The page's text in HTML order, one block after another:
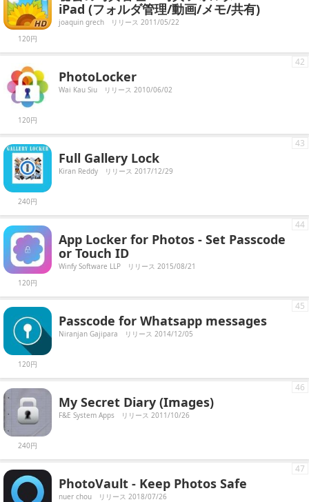
120円
iPad (フォルダ管理/動画/メモ/共有)
joaquin grech リリース 2011/05/22
120円
PhotoLocker
Wai Kau Siu リリース 2010/06/02
42
240円
Full Gallery Lock
Kiran Reddy リリース 2017/12/29
43
120円
App Locker for Photos - Set Passcode
or Touch ID
Winfy Software LLP リリース 2015/08/21
44
120円
Passcode for Whatsapp messages
Niranjan Gajipara リリース 2014/12/05
45
240円
My Secret Diary (Images)
F&E System Apps リリース 2011/10/26
46
PhotoVault - Keep Photos Safe
nuer chou リリース 2018/07/26
47